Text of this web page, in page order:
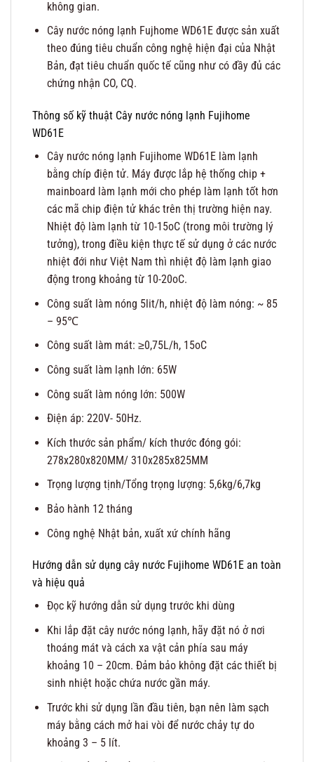
không gian.
Cây nước nóng lạnh Fujhome WD61E được sản xuất
theo đúng tiêu chuẩn công nghệ hiện đại của Nhật
Bản, đạt tiêu chuẩn quốc tế cũng như có đầy đủ các
chứng nhận CO, CQ.
Thông số kỹ thuật Cây nước nóng lạnh Fujihome
WD61E
Cây nước nóng lạnh Fujihome WD61E làm lạnh
bằng chíp điện tử. Máy được lắp hệ thống chip +
mainboard làm lạnh mới cho phép làm lạnh tốt hơn
các mã chip điện tử khác trên thị trường hiện nay.
Nhiệt độ làm lạnh từ 10-15oC (trong môi trường lý
tưởng), trong điều kiện thực tế sử dụng ở các nước
nhiệt đới như Việt Nam thì nhiệt độ làm lạnh giao
động trong khoảng từ 10-20oC.
Công suất làm nóng 5lit/h, nhiệt độ làm nóng: ~ 85
– 95℃
Công suất làm mát: ≥0,75L/h, 15oC
Công suất làm lạnh lớn: 65W
Công suất làm nóng lớn: 500W
Điện áp: 220V- 50Hz.
Kích thước sản phẩm/ kích thước đóng gói:
278x280x820MM/ 310x285x825MM
Trọng lượng tịnh/Tổng trọng lượng: 5,6kg/6,7kg
Bảo hành 12 tháng
Công nghệ Nhật bản, xuất xứ chính hãng
Hướng dẫn sử dụng cây nước Fujihome WD61E an toàn
và hiệu quả
Đọc kỹ hướng dẫn sử dụng trước khi dùng
Khi lắp đặt cây nước nóng lạnh, hãy đặt nó ở nơi
thoáng mát và cách xa vật cản phía sau máy
khoảng 10 – 20cm. Đảm bảo không đặt các thiết bị
sinh nhiệt hoặc chứa nước gần máy.
Trước khi sử dụng lần đầu tiên, bạn nên làm sạch
máy bằng cách mở hai vòi để nước chảy tự do
khoảng 3 – 5 lít.